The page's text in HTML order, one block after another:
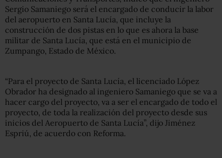
Sergio Samaniego será el encargado de conducir la labor
del aeropuerto en Santa Lucía, que incluye la
construcción de dos pistas en lo que es ahora la base
militar de Santa Lucía, que está en el municipio de
Zumpango, Estado de México.
“Para el proyecto de Santa Lucía, el licenciado López
Obrador ha designado al ingeniero Samaniego que se va a
hacer cargo del proyecto, va a ser el encargado de todo el
proyecto, de toda la realización del proyecto desde sus
inicios del Aeropuerto de Santa Lucía”, dijo Jiménez
Espriú, de acuerdo con Reforma.